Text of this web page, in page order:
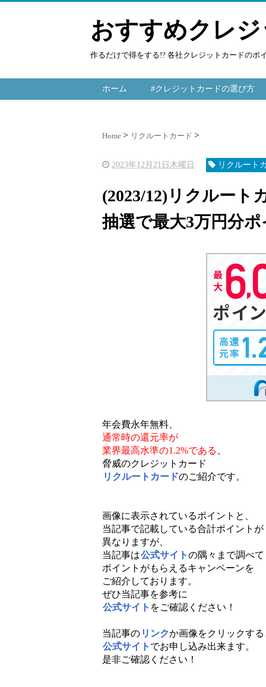
おすすめクレ
作るだけで得をする!? 各社クレジットカードのポ
ホーム #クレジットカードの選び方
Home リクルートカード
2023年12月21日木曜日 リクルート
(2023/12)リクルート
抽選で最大3万円分
年会費永年無料、
通常時の還元率が
業界最高水準の1.2%である
脅威のクレジットカード
リクルートカードのご紹介です。
画像に表示されているポイントと、
当記事で記載している合計ポイントが
異なりますが、
当記事は公式サイトの隅々まで調べて
ポイントがもらえるキャンペーンを
ご紹介しております。
ぜひ当記事を参考に
公式サイト をご確認ください！
当記事の リンクか画像をクリックする
公式サイト でお申し込み出来ます。
是非ご確認ください！